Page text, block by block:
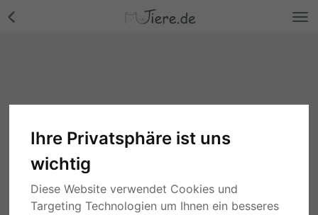
Ihre Privatsphäre ist uns
wichtig
Diese Website verwendet Cookies und
Targeting Technologien um Ihnen ein besseres